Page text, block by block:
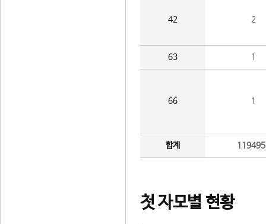
42 2
63 1
66 1
합계
첫 자모별 현황